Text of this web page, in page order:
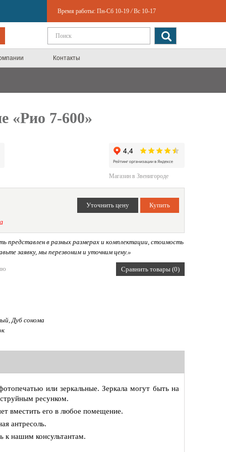
Время работы: Пн-Сб 10-19 / Вс 10-17
Контакты
«Рио 7-600»
Магазин в Звенигороде
в разных размерах и комплектации, стоимость
заявку, мы перезвоним и уточним цену.»
Сравнить товары (0)
Дуб сонома
или зеркальные. Зеркала могут быть на
ресунком.
вместить его в любое помещение.
антресоль.
к нашим консультантам.